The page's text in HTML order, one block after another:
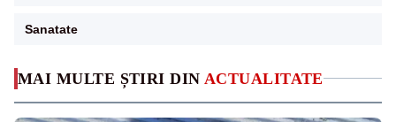
MAI MULTE ȘTIRI DIN ACTUALITATE
Sanatate